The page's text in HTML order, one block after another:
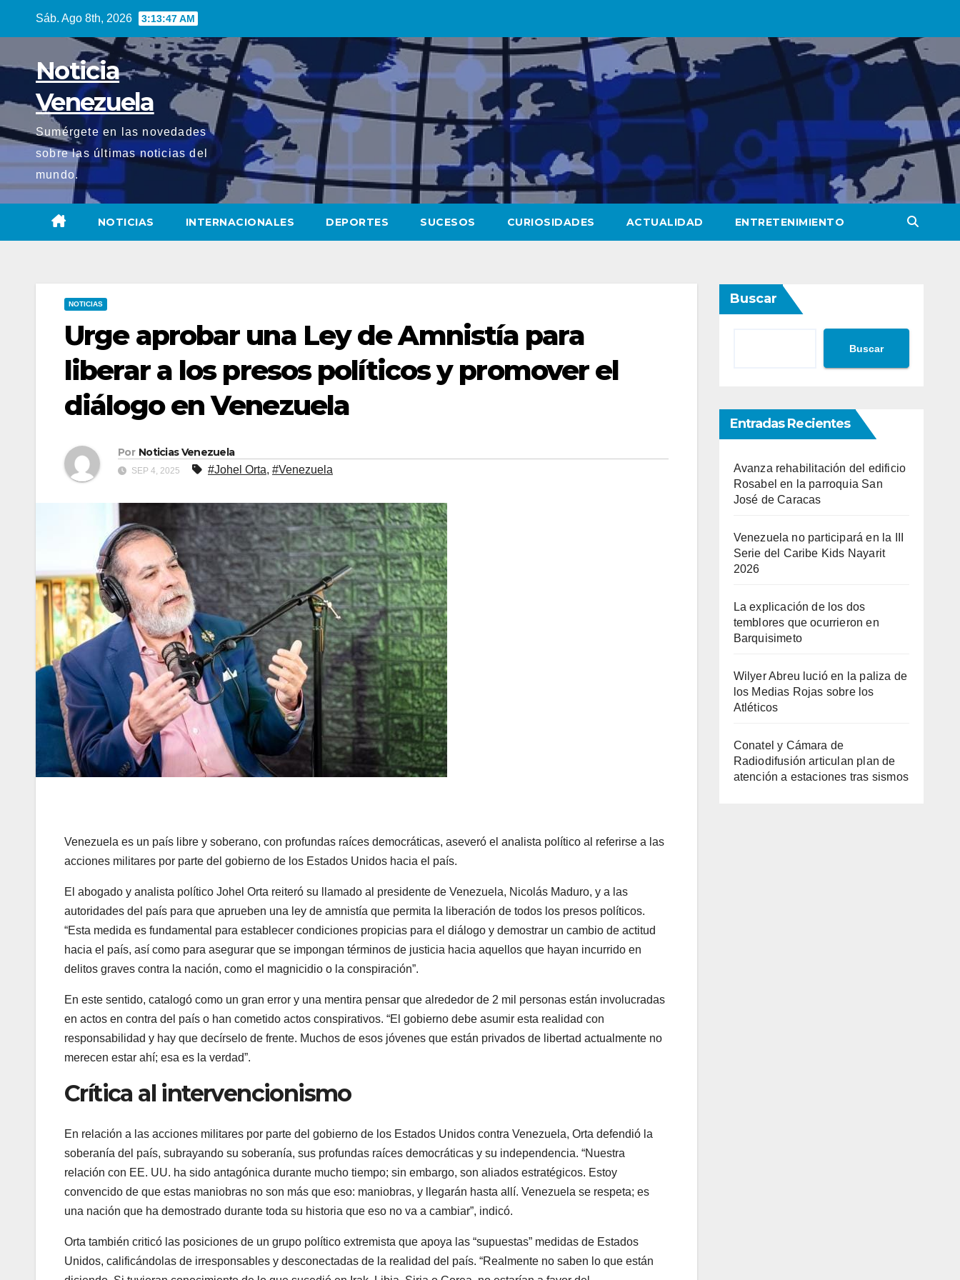
Sáb. Ago 8th, 2026 3:13:48 AM
Noticia
Venezuela
Sumérgete en las novedades
sobre las últimas noticias del
mundo.
NOTICIAS INTERNACIONALES DEPORTES SUCESOS CURIOSIDADES ACTUALIDAD ENTRETENIMIENTO
NOTICIAS
Urge aprobar una Ley de Amnistía para
liberar a los presos políticos y promover el
diálogo en Venezuela
Por Noticias Venezuela
SEP 4, 2025 #Johel Orta, #Venezuela
Venezuela es un país libre y soberano, con profundas raíces democráticas, aseveró el analista político al referirse a las
acciones militares por parte del gobierno de los Estados Unidos hacia el país.
El abogado y analista político Johel Orta reiteró su llamado al presidente de Venezuela, Nicolás Maduro, y a las
autoridades del país para que aprueben una ley de amnistía que permita la liberación de todos los presos políticos.
“Esta medida es fundamental para establecer condiciones propicias para el diálogo y demostrar un cambio de actitud
hacia el país, así como para asegurar que se impongan términos de justicia hacia aquellos que hayan incurrido en
delitos graves contra la nación, como el magnicidio o la conspiración”.
En este sentido, catalogó como un gran error y una mentira pensar que alrededor de 2 mil personas están involucradas
en actos en contra del país o han cometido actos conspirativos. “El gobierno debe asumir esta realidad con
responsabilidad y hay que decírselo de frente. Muchos de esos jóvenes que están privados de libertad actualmente no
merecen estar ahí; esa es la verdad”.
Crítica al intervencionismo
En relación a las acciones militares por parte del gobierno de los Estados Unidos contra Venezuela, Orta defendió la
soberanía del país, subrayando su soberanía, sus profundas raíces democráticas y su independencia. “Nuestra
relación con EE. UU. ha sido antagónica durante mucho tiempo; sin embargo, son aliados estratégicos. Estoy
convencido de que estas maniobras no son más que eso: maniobras, y llegarán hasta allí. Venezuela se respeta; es
una nación que ha demostrado durante toda su historia que eso no va a cambiar”, indicó.
Orta también criticó las posiciones de un grupo político extremista que apoya las “supuestas” medidas de Estados
Unidos, calificándolas de irresponsables y desconectadas de la realidad del país. “Realmente no saben lo que están
Buscar
Buscar
Entradas Recientes
Avanza rehabilitación del edificio
Rosabel en la parroquia San
José de Caracas
Venezuela no participará en la III
Serie del Caribe Kids Nayarit
2026
La explicación de los dos
temblores que ocurrieron en
Barquisimeto
Wilyer Abreu lució en la paliza de
los Medias Rojas sobre los
Atléticos
Conatel y Cámara de
Radiodifusión articulan plan de
atención a estaciones tras sismos